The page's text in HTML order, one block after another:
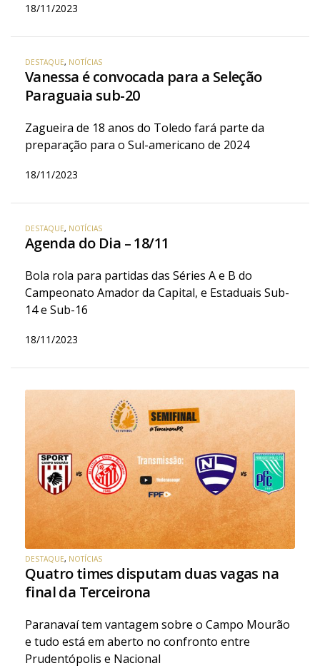
18/11/2023
DESTAQUE, NOTÍCIAS
Vanessa é convocada para a Seleção
Paraguaia sub-20
Zagueira de 18 anos do Toledo fará parte da
preparação para o Sul-americano de 2024
18/11/2023
DESTAQUE, NOTÍCIAS
Agenda do Dia – 18/11
Bola rola para partidas das Séries A e B do
Campeonato Amador da Capital, e Estaduais Sub-
14 e Sub-16
18/11/2023
DESTAQUE, NOTÍCIAS
Quatro times disputam duas vagas na
final da Terceirona
Paranavaí tem vantagem sobre o Campo Mourão
e tudo está em aberto no confronto entre
Prudentópolis e Nacional